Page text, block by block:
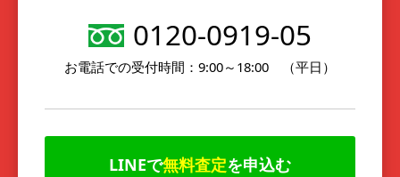
0120-0919-05
お電話での受付時間：9:00～18:00 （平日）
LINEで無料査定を申込む